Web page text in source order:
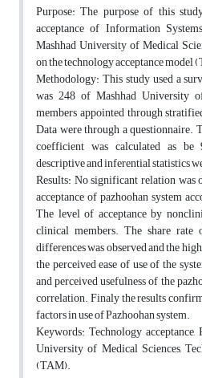
Purpose: The purpose of this
acceptance of Information
Mashhad University of Medical
on the technology acceptance model
Methodology: This study used a
was 248 of Mashhad University
members appointed through
Data were through a questionnaire.
coefficient was calculated as be
descriptive and inferential statistics
Results: No significant relation was
acceptance of pazhoohan system
The level of acceptance by
clinical members. The share
differences was observed and the
the perceived ease of use of the
and perceived usefulness of the
correlation. Finaly the results
factors in use of Pazhoohan system.
Keywords: Technology acceptance,
University of Medical Sciences,
(TAM).